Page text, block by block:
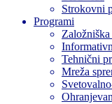
Strokovni
Programi
Tehnični
Mreža